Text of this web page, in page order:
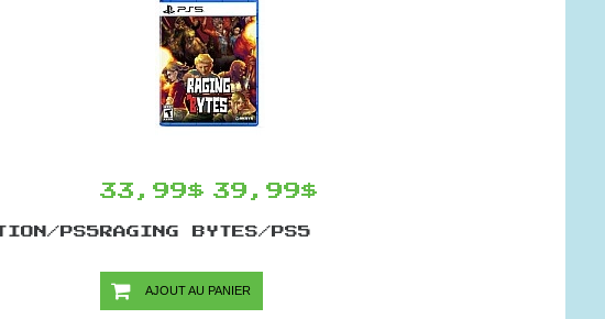
PS5
33,99$ 39,99$
RAGING BYTES/PS5
AJOUT AU PANIER